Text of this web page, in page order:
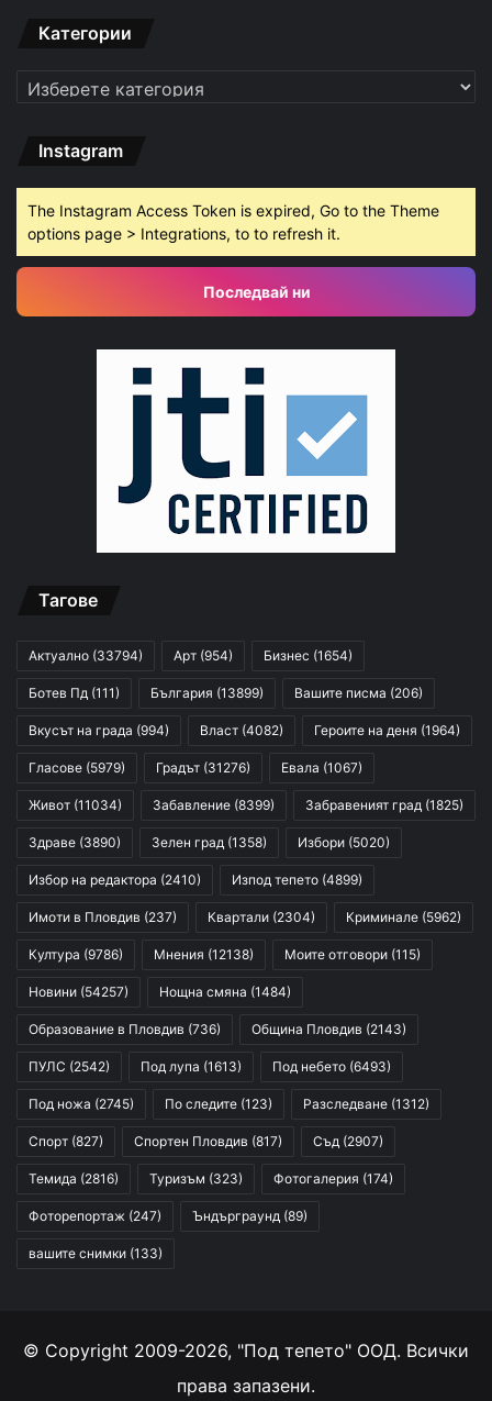
Категории
Категории
Instagram
The Instagram Access Token is expired, Go to the Theme
options page > Integrations, to to refresh it.
Последвай ни
Тагове
Актуално (33794) Арт (954) Бизнес (1654)
Ботев Пд (111) България (13899) Вашите писма (206)
Вкусът на града (994) Власт (4082) Героите на деня (1964)
Гласове (5979) Градът (31276) Евала (1067)
Живот (11034) Забавление (8399) Забравеният град (1825)
Здраве (3890) Зелен град (1358) Избори (5020)
Избор на редактора (2410) Изпод тепето (4899)
Имоти в Пловдив (237) Квартали (2304) Криминале (5962)
Култура (9786) Мнения (12138) Моите отговори (115)
Новини (54257) Нощна смяна (1484)
Образование в Пловдив (736) Община Пловдив (2143)
ПУЛС (2542) Под лупа (1613) Под небето (6493)
Под ножа (2745) По следите (123) Разследване (1312)
Спорт (827) Спортен Пловдив (817) Съд (2907)
Темида (2816) Туризъм (323) Фотогалерия (174)
Фоторепортаж (247) Ъндърграунд (89)
вашите снимки (133)
© Copyright 2009-2026, "Под тепето" ООД. Всички
права запазени.